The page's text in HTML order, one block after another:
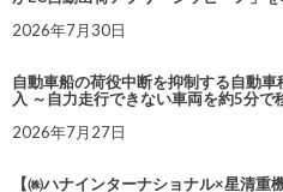
2026年7月30日
自動車船の荷役中断を抑制する自動
入 ～自力走行できない車両を約5分で
2026年7月27日
【㈱ハナインターナショナル×星清